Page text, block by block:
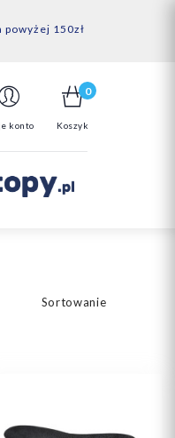
powyżej 150zł
zwrot*
konto
0
Koszyk
Sortowanie